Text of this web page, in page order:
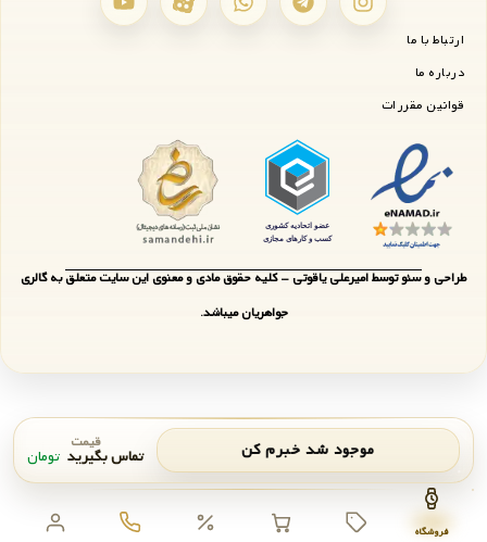
موجود شد خبرم کن قیمت
تماس بگیرید تومان
اعلان موجودی بستن
ارتباط با ما
درباره ما
قوانین مقررات
طراحی و سئو توسط امیرعلی یاقوتی - کلیه حقوق مادی و معنوی این سایت متعلق به گالری
جواهریان میباشد.
فروشگاه